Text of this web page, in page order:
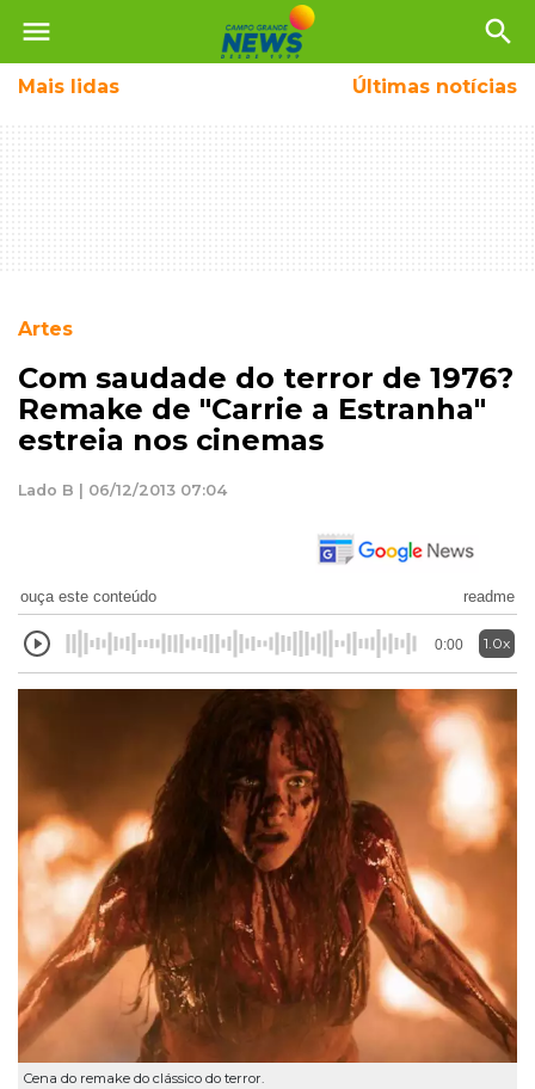
menu search
Mais lidas Últimas notícias
Artes
Com saudade do terror de 1976?
Remake de "Carrie a Estranha"
estreia nos cinemas
Lado B | 06/12/2013 07:04
ouça este conteúdo readme
0:00 1.0x
Cena do remake do clássico do terror.